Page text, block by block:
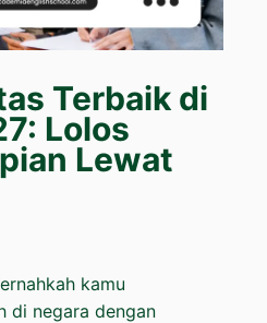
Terbaik di
Lolos
Lewat
kamu
di negara dengan